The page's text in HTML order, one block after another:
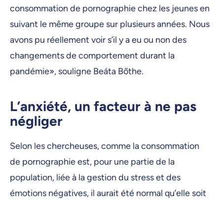
consommation de pornographie chez les jeunes en
suivant le même groupe sur plusieurs années. Nous
avons pu réellement voir s’il y a eu ou non des
changements de comportement durant la
pandémie», souligne Beáta Bőthe.
L’anxiété, un facteur à ne pas
négliger
Selon les chercheuses, comme la consommation
de pornographie est, pour une partie de la
population, liée à la gestion du stress et des
émotions négatives, il aurait été normal qu’elle soit